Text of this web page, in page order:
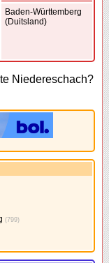
Baden-Württemberg
(Duitsland)
Niedereschach?
(799)